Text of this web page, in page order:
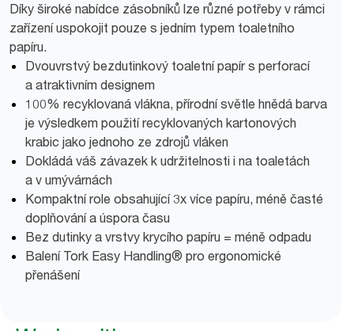
Díky široké nabídce zásobníků lze různé potřeby v rámci
zařízení uspokojit pouze s jedním typem toaletního
papíru.
Dvouvrstvý bezdutinkový toaletní papír s perforací
a atraktivním designem
100% recyklovaná vlákna, přírodní světle hnědá barva
je výsledkem použití recyklovaných kartonových
krabic jako jednoho ze zdrojů vláken
Dokládá váš závazek k udržitelnosti i na toaletách
a v umývárnách
Kompaktní role obsahující 3x více papíru, méně časté
doplňování a úspora času
Bez dutinky a vrstvy krycího papíru = méně odpadu
Balení Tork Easy Handling® pro ergonomické
přenášení